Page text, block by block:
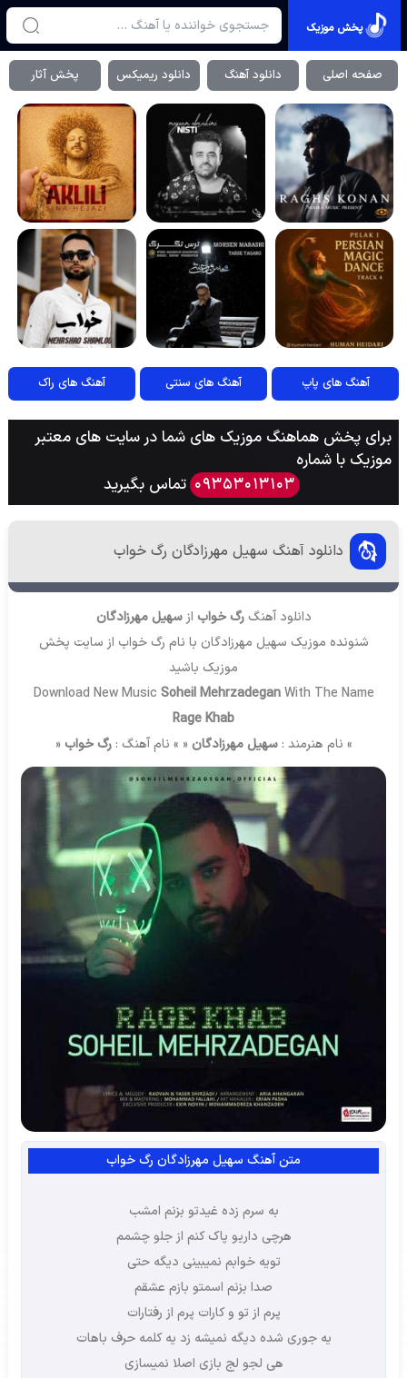
پخش موزیک
صفحه اصلی دانلود آهنگ دانلود ریمیکس پخش آثار
آهنگ های پاپ آهنگ های سنتی آهنگ های راک
برای پخش هماهنگ موزیک های شما در سایت های معتبر
موزیک با شماره
09353013103 تماس بگیرید
دانلود آهنگ سهیل مهرزادگان رگ خواب
دانلود آهنگ رگ خواب ازسهیل مهرزادگان
شنونده موزیک سهیل مهرزادگان با نام رگ خواب از سایت پخش
موزیک باشید
Download New Music Soheil MehrzadeganWith The Name
Rage Khab
» نام هنرمند :سهیل مهرزادگان « » نام آهنگ :رگ خواب «
متن آهنگ سهیل مهرزادگان رگ خواب
به سرم زده غیدتو بزنم امشب
هرچی داریو پاک کنم از جلو چشمم
تویه خوابم نمیبینی دیگه حتی
صدا بزنم اسمتو بازم عشقم
پرم از تو و کارات پرم از رفتارات
یه جوری شده دیگه نمیشه زد یه کلمه حرف باهات
هی لجو لج بازی اصلا نمیسازی